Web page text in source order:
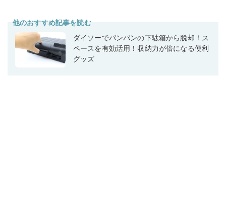
他のおすすめ記事を読む
ダイソーでパンパンの下駄箱から脱却！ス
ペースを有効活用！収納力が倍になる便利
グッズ